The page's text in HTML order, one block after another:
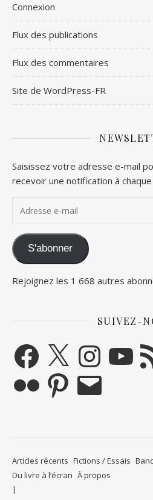
Connexion
Flux des publications
Flux des commentaires
Site de WordPress-FR
Saisissez votre adresse e-mail
recevoir une notification à
S'abonner
Rejoignez les 1 668 autres
SUIVEZ-
Facebook
X InstagramYouTube
PinterestE-mail
Articles récents Fictions / Essais
Du livre à l’écran À propos